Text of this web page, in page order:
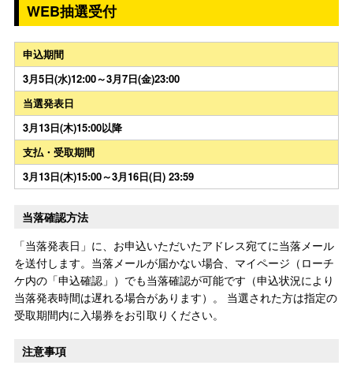
WEB抽選受付
申込期間
3月5日(水)12:00～3月7日(金)23:00
当選発表日
3月13日(木)15:00以降
支払・受取期間
3月13日(木)15:00～3月16日(日) 23:59
当落確認方法
「当落発表日」に、お申込いただいたアドレス宛てに当落メール
を送付します。当落メールが届かない場合、マイページ（ローチ
ケ内の「申込確認」）でも当落確認が可能です（申込状況により
当落発表時間は遅れる場合があります）。 当選された方は指定の
受取期間内に入場券をお引取りください。
注意事項